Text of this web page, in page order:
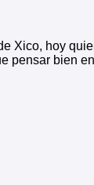
Xico, hoy
pensar bien